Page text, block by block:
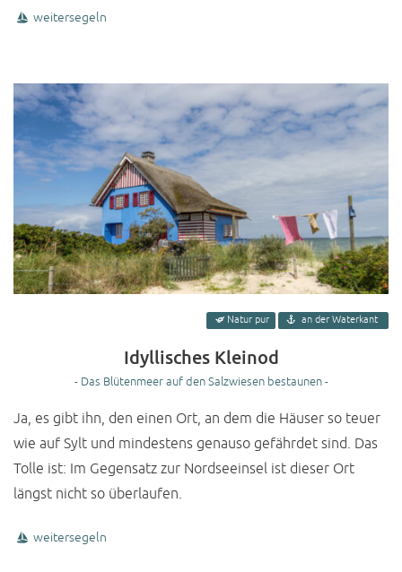
weitersegeln
Natur pur an der Waterkant
Idyllisches Kleinod
- Das Blütenmeer auf den Salzwiesen bestaunen -
Ja, es gibt ihn, den einen Ort, an dem die Häuser so teuer
wie auf Sylt und mindestens genauso gefährdet sind. Das
Tolle ist: Im Gegensatz zur Nordseeinsel ist dieser Ort
längst nicht so überlaufen.
weitersegeln